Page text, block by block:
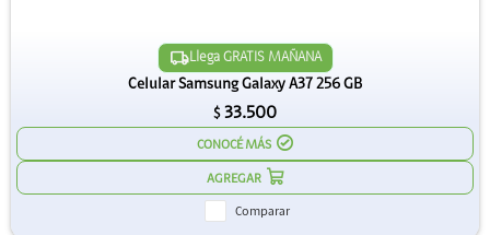
Llega GRATIS MAÑANA
Celular Samsung Galaxy A37 256 GB
$ 33.500
CONOCÉ MÁS
Comparar